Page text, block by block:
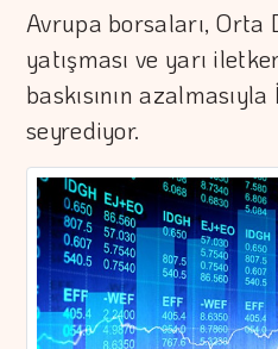
Avrupa borsaları, Orta
yatışması ve yarı
baskısının
seyrediyor.